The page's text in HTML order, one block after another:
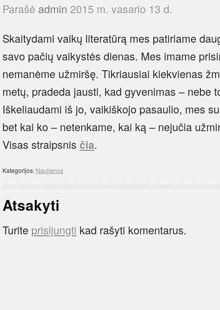
Parašė admin 2015 m. vasario 13 d.
Skaitydami vaikų literatūrą mes patiriame
savo pačių vaikystės dienas. Mes imame
nemanėme užmiršę. Tikriausiai kiekvienas
metų, pradeda jausti, kad gyvenimas – nebe
Iškeliaudami iš jo, vaikiškojo pasaulio, mes
bet kai ko – netenkame, kai ką – nejučia
Visas straipsnis čia.
Kategorijos: Naujienos
Atsakyti
Turite prisijungti kad rašyti komentarus.